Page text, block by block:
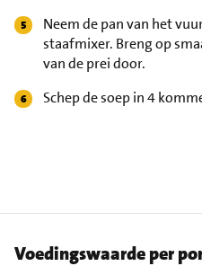
Neem de pan van het
staafmixer. Breng op
van de prei door.
Schep de soep in 4
Voedingswaarde per